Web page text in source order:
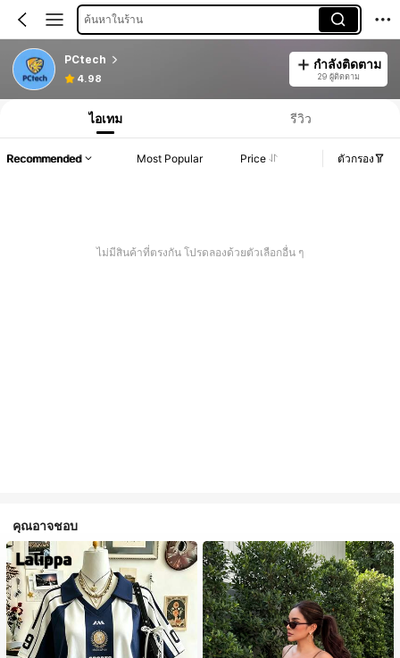
ค้นหาในร้าน
PCtech
4.98
กำลังติดตาม
29 ผู้ติดตาม
ไอเทม รีวิว
Recommended Most Popular Price ตัวกรอง
ไม่มีสินค้าที่ตรงกัน โปรดลองด้วยตัวเลือกอื่น ๆ
คุณอาจชอบ